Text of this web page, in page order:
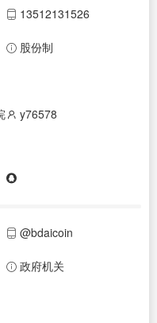
13512131526
股份制
y76578
@bdaicoin
政府机关